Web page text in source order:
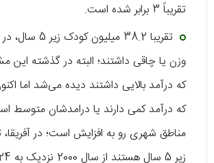
تقریباً 3 برابر شده است.
وزن یا چاقی داشتند؛ البته در گذشته این
که درآمد بالایی داشتند دیده می‌شد اما
که درآمد کمی دارند یا درامدشان متوسط
مناطق شهری رو به افزایش است؛ در آفریقا،